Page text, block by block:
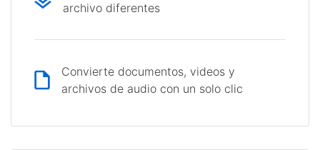
archivo diferentes
Convierte documentos, videos y
archivos de audio con un solo clic